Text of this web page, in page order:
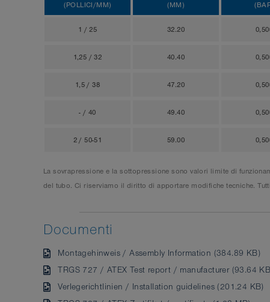
(POLLICI/MM) (MM)
1 / 25 32.20
1,25 / 32 40.40
1,5 / 38 47.20
- / 40 49.40
2 / 50-51 59.00
La sovrapressione e la sottopressione sono valori limite di
del tubo. Ci riserviamo il diritto di apportare modifiche tecniche.
Documenti
Montagehinweis / Assembly Information (384.89 KB)
TRGS 727 / ATEX Test report / manufacturer (93.64
Verlegerichtlinien / Installation guidelines (201.24 KB)